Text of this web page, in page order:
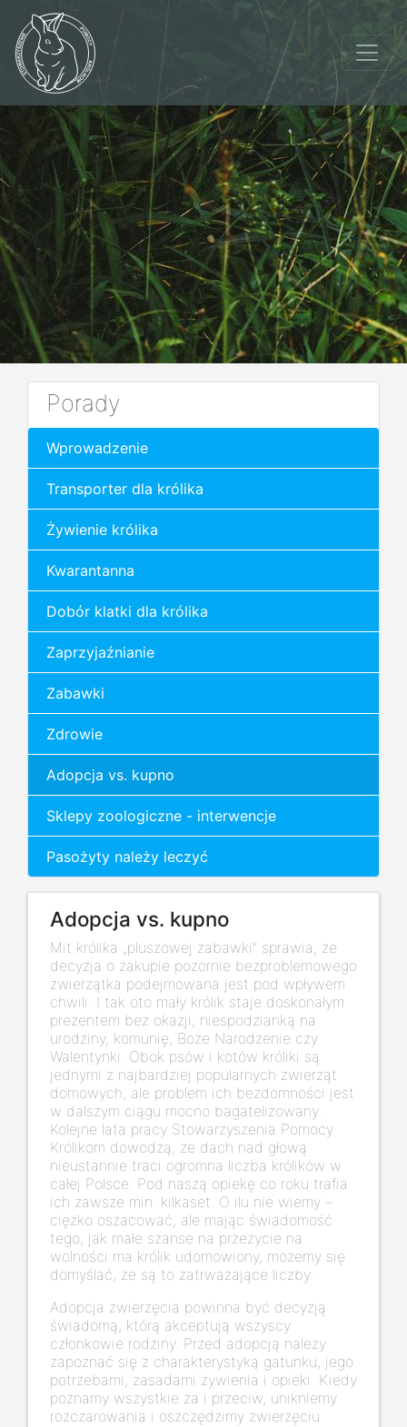
Porady
Wprowadzenie
Transporter dla królika
Żywienie królika
Kwarantanna
Dobór klatki dla królika
Zaprzyjaźnianie
Zabawki
Zdrowie
Adopcja vs. kupno
Sklepy zoologiczne - interwencje
Pasożyty należy leczyć
Adopcja vs. kupno
Mit królika „pluszowej zabawki” sprawia, że
decyzja o zakupie pozornie bezproblemowego
zwierzątka podejmowana jest pod wpływem
chwili. I tak oto mały królik staje doskonałym
prezentem bez okazji, niespodzianką na
urodziny, komunię, Boże Narodzenie czy
Walentynki. Obok psów i kotów króliki są
jednymi z najbardziej popularnych zwierząt
domowych, ale problem ich bezdomności jest
w dalszym ciągu mocno bagatelizowany.
Kolejne lata pracy Stowarzyszenia Pomocy
Królikom dowodzą, że dach nad głową
nieustannie traci ogromna liczba królików w
całej Polsce. Pod naszą opiekę co roku trafia
ich zawsze min. kilkaset. O ilu nie wiemy –
ciężko oszacować, ale mając świadomość
tego, jak małe szanse na przeżycie na
wolności ma królik udomowiony, możemy się
domyślać, że są to zatrważające liczby.
Adopcja zwierzęcia powinna być decyzją
świadomą, którą akceptują wszyscy
członkowie rodziny. Przed adopcją należy
zapoznać się z charakterystyką gatunku, jego
potrzebami, zasadami żywienia i opieki. Kiedy
poznamy wszystkie za i przeciw, unikniemy
rozczarowania i oszczędzimy zwierzęciu